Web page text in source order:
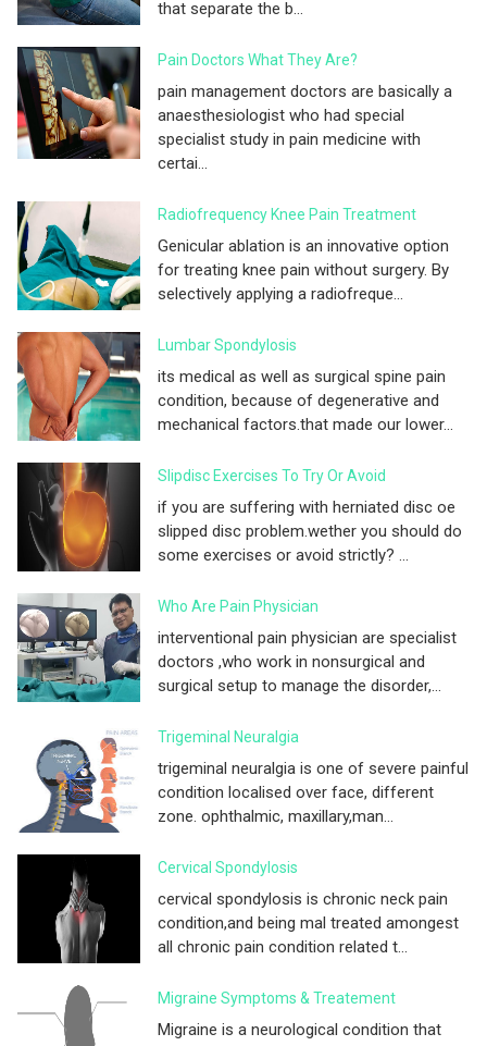
that separate the b...
Pain Doctors What They Are?
pain management doctors are basically a
anaesthesiologist who had special
specialist study in pain medicine with
certai...
Radiofrequency Knee Pain Treatment
Genicular ablation is an innovative option
for treating knee pain without surgery. By
selectively applying a radiofreque...
Lumbar Spondylosis
its medical as well as surgical spine pain
condition, because of degenerative and
mechanical factors.that made our lower...
Slipdisc Exercises To Try Or Avoid
if you are suffering with herniated disc oe
slipped disc problem.wether you should do
some exercises or avoid strictly? ...
Who Are Pain Physician
interventional pain physician are specialist
doctors ,who work in nonsurgical and
surgical setup to manage the disorder,...
Trigeminal Neuralgia
trigeminal neuralgia is one of severe painful
condition localised over face, different
zone. ophthalmic, maxillary,man...
Cervical Spondylosis
cervical spondylosis is chronic neck pain
condition,and being mal treated amongest
all chronic pain condition related t...
Migraine Symptoms & Treatement
Migraine is a neurological condition that